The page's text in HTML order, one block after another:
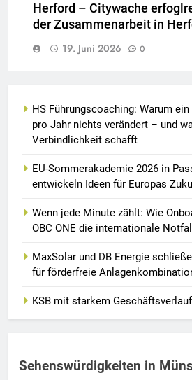
Herford – Citywache
der Zusammenarbeit in
19. Juni 2026
0
HS Führungscoaching: Warum
pro Jahr nichts verändert – und
Verbindlichkeit schafft
EU-Sommerakademie 2026 in
entwickeln Ideen für Europas
Wenn jede Minute zählt: Wie
OBC ONE die internationale
MaxSolar und DB Energie
für förderfreie
KSB mit starkem
Sehenswürdigkeiten in